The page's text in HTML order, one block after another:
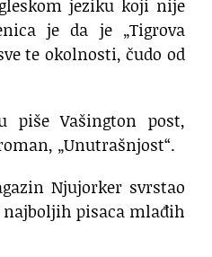
jeziku koji nije
je da je „Tigrova
te okolnosti, čudo od
piše Vašington post,
„Unutrašnjost“.
Njujorker svrstao
pisaca mlađih